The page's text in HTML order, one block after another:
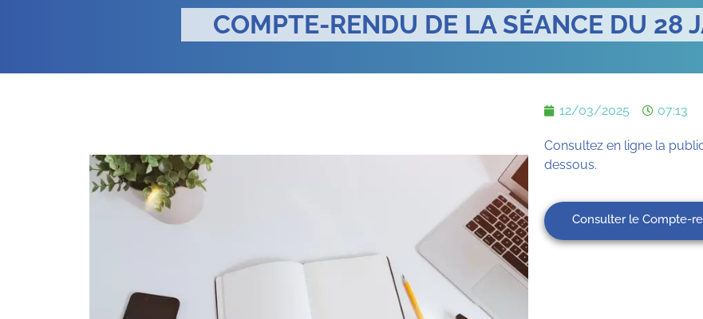
COMPTE-RENDU DE LA SÉANCE DU 28
12/03/2025 07:13
Consultez en ligne la
dessous.
Consulter le Compte-